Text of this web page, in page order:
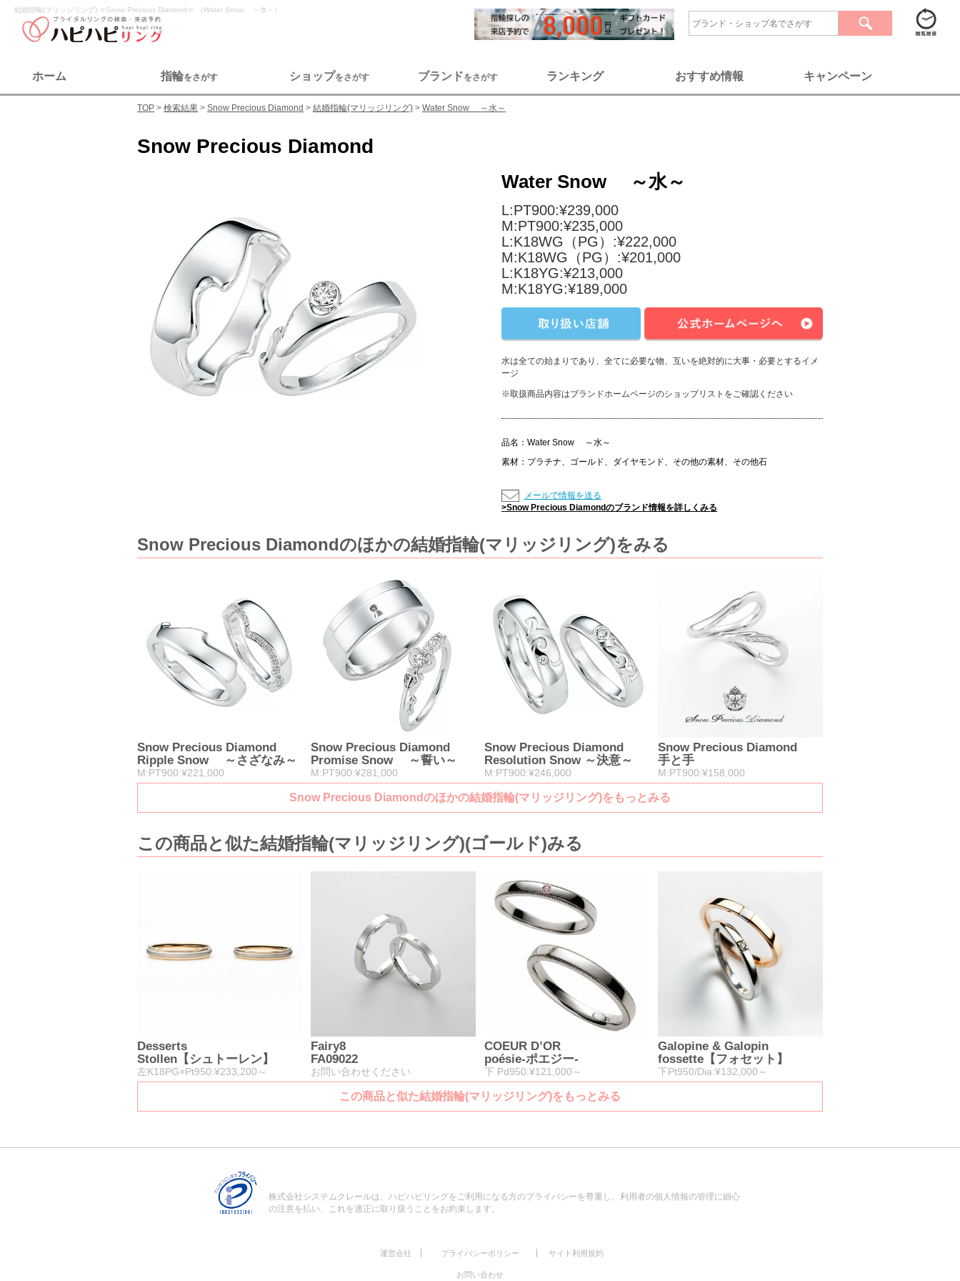
結婚指輪(マリッジリング) ≪Snow Precious Diamond≫ （Water Snow ～水～）
ホーム 指輪をさがす ショップをさがす ブランドをさがす ランキング おすすめ情報 キャンペーン
TOP 検索結果 Snow Precious Diamond 結婚指輪(マリッジリング) Water Snow ～水～
Snow Precious Diamond
Water Snow ～水～
L:PT900:¥239,000
M:PT900:¥235,000
L:K18WG（PG）:¥222,000
M:K18WG（PG）:¥201,000
L:K18YG:¥213,000
M:K18YG:¥189,000
水は全ての始まりであり、全てに必要な物、互いを絶対的に大事・必要とするイメ
ージ
※取扱商品内容はブランドホームページのショップリストをご確認ください
品名： Water Snow ～水～
素材： プラチナ、ゴールド、ダイヤモンド、その他の素材、その他石
メールで情報を送る
>Snow Precious Diamondのブランド情報を詳しくみる
Snow Precious Diamondのほかの結婚指輪(マリッジリング)をみる
Snow Precious Diamond
Ripple Snow ～さざなみ～
M:PT900:¥221,000
Snow Precious Diamond
Promise Snow ～誓い～
M:PT900:¥281,000
Snow Precious Diamond
Resolution Snow ～決意～
M:PT900:¥246,000
Snow Precious Diamond
手と手
M:PT900:¥158,000
Snow Precious Diamondのほかの結婚指輪(マリッジリング)をもっとみる
この商品と似た結婚指輪(マリッジリング)(ゴールド)みる
Desserts
Stollen【シュトーレン】
左K18PG×Pt950:¥233,200～
Fairy8
FA09022
お問い合わせください
COEUR D’OR
poésie-ポエジー-
下 Pd950:¥121,000～
Galopine & Galopin
fossette【フォセット】
下Pt950/Dia:¥132,000～
この商品と似た結婚指輪(マリッジリング)をもっとみる
株式会社システムクレールは、ハピハピリングをご利用になる方のプライバシーを尊重し、利用者の個人情報の管理に細心
の注意を払い、これを適正に取り扱うことをお約束します。
運営会社 プライバシーポリシー サイト利用規約
お問い合わせ